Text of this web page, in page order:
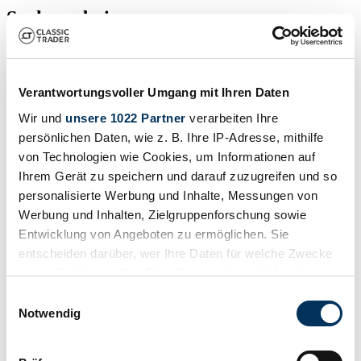
Verantwortungsvoller Umgang mit Ihren Daten
Wir und unsere 1022 Partner verarbeiten Ihre
persönlichen Daten, wie z. B. Ihre IP-Adresse, mithilfe
von Technologien wie Cookies, um Informationen auf
Ihrem Gerät zu speichern und darauf zuzugreifen und so
personalisierte Werbung und Inhalte, Messungen von
Werbung und Inhalten, Zielgruppenforschung sowie
Entwicklung von Angeboten zu ermöglichen. Sie
entscheiden darüber, wer Ihre Daten für welche Zwecke
nutzt. Sie können Ihre Einwilligung jederzeit über die
Trigger Symbol ändern oder widerrufen
Notwendig
Suchergebnisse
Benachrichtigung erstellen
Lassen Sie sich benachrichtigen, sobald ein Inserat veröffentlicht
wird, das Ihren Suchkriterien entspricht.
Suchauftrag einrichten
Fahrzeug inserieren
Sie haben einen Ostner, den Sie verkaufen wollen? Dann erstellen
Fahrzeug inserieren